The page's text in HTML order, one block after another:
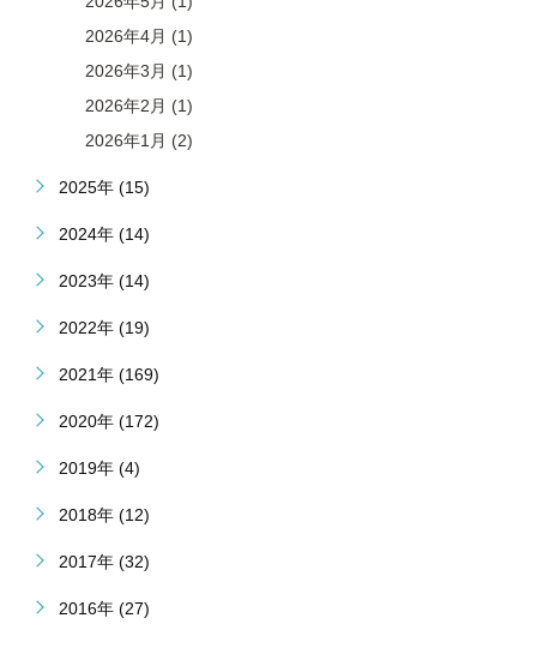
2026年4月 (1)
2026年3月 (1)
2026年2月 (1)
2026年1月 (2)
2025年 (15)
2024年 (14)
2023年 (14)
2022年 (19)
2021年 (169)
2020年 (172)
2019年 (4)
2018年 (12)
2017年 (32)
2016年 (27)